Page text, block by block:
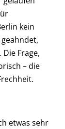
kein
Frage,
– die
etwas sehr